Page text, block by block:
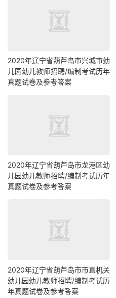
2020年辽宁省葫芦岛市兴城市幼
儿园幼儿教师招聘/编制考试历年
真题试卷及参考答案
2020年辽宁省葫芦岛市龙港区幼
儿园幼儿教师招聘/编制考试历年
真题试卷及参考答案
2020年辽宁省葫芦岛市市直机关
幼儿园幼儿教师招聘/编制考试历
年真题试卷及参考答案